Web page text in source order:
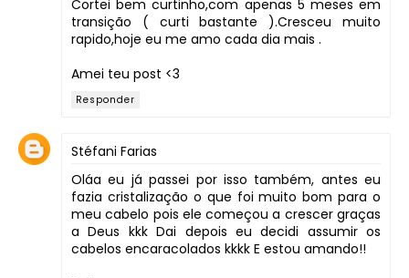
Cortei bem curtinho,com apenas 5 meses em
transição ( curti bastante ).Cresceu muito
rapido,hoje eu me amo cada dia mais .
Amei teu post <3
Responder
Stéfani Farias
Oláa eu já passei por isso também, antes eu
fazia cristalização o que foi muito bom para o
meu cabelo pois ele começou a crescer graças
a Deus kkk Dai depois eu decidi assumir os
cabelos encaracolados kkkk E estou amando!!